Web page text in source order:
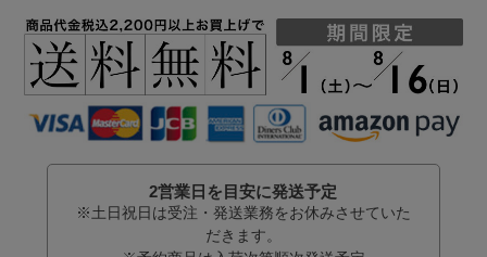
2営業日を目安に発送予定
※土日祝日は受注・発送業務をお休みさせていた
だきます。